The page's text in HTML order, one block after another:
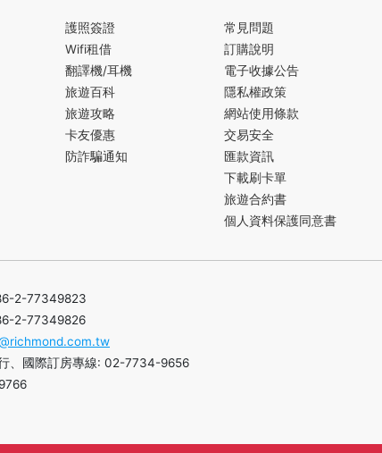
護照簽證
Wifi租借
翻譯機/耳機
旅遊百科
旅遊攻略
卡友優惠
防詐騙通知
常見問題
訂購說明
電子收據公告
隱私權政策
網站使用條款
交易安全
匯款資訊
下載刷卡單
旅遊合約書
個人資料保護同意書
2-77349823
2-77349826
、國際訂房專線: 02-7734-9656